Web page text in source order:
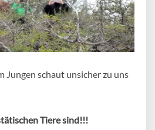
Jungen schaut unsicher zu uns
Tiere sind!!!